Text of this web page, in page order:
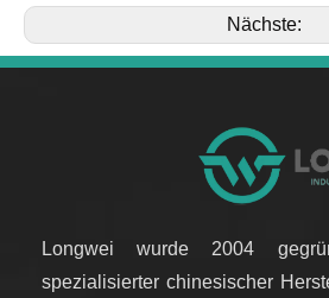
Nächste:
Longwei wurde 2004
spezialisierter chinesischer